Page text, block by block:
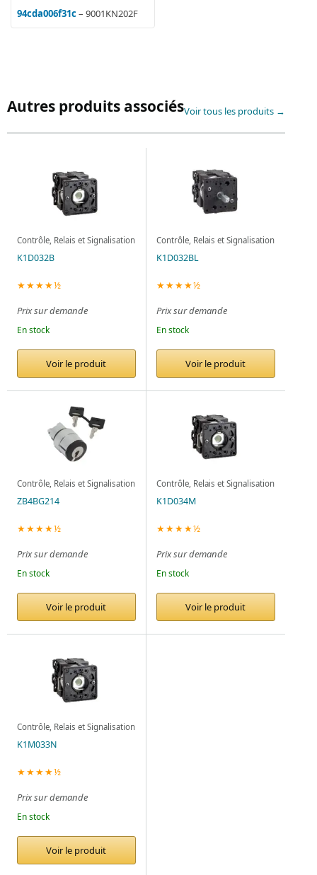
94cda006f31c– 9001KN202F
Autres produits associésVoir tous les produits →
Contrôle, Relais et Signalisation
K1D032B
★★★★½
Prix sur demande
En stock
Voir le produit
Contrôle, Relais et Signalisation
K1D032BL
★★★★½
Prix sur demande
En stock
Voir le produit
Contrôle, Relais et Signalisation
ZB4BG214
★★★★½
Prix sur demande
En stock
Voir le produit
Contrôle, Relais et Signalisation
K1D034M
★★★★½
Prix sur demande
En stock
Voir le produit
Contrôle, Relais et Signalisation
K1M033N
★★★★½
Prix sur demande
En stock
Voir le produit